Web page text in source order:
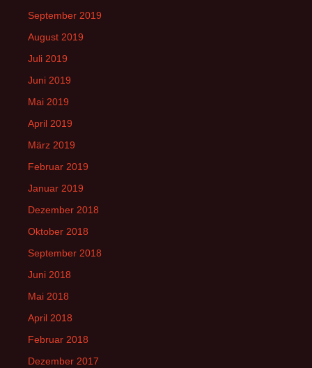
September 2019
August 2019
Juli 2019
Juni 2019
Mai 2019
April 2019
März 2019
Februar 2019
Januar 2019
Dezember 2018
Oktober 2018
September 2018
Juni 2018
Mai 2018
April 2018
Februar 2018
Dezember 2017